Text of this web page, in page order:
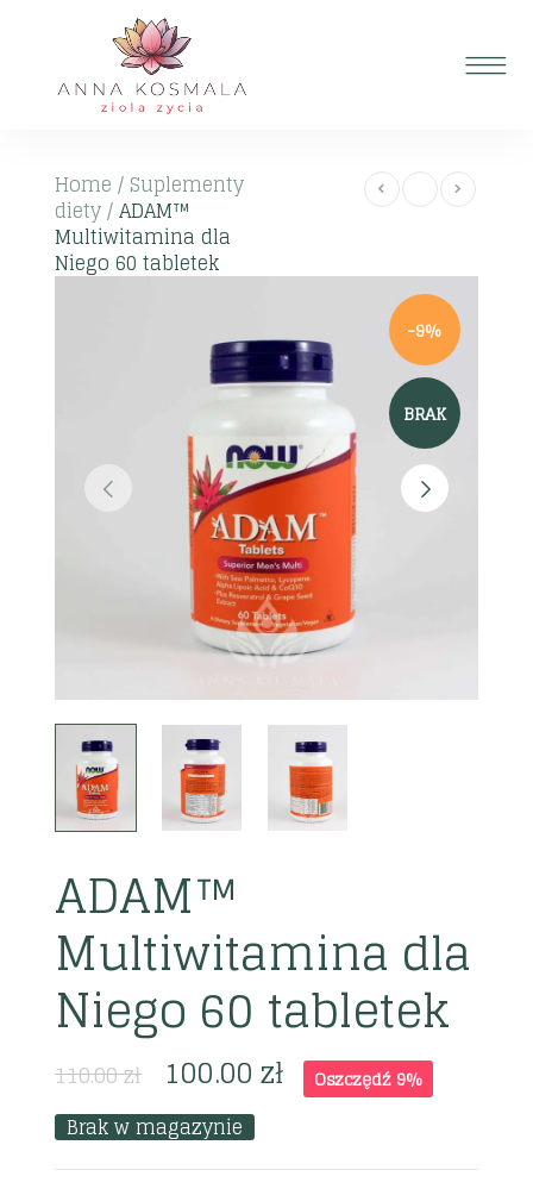
Home / Suplementy
diety/ADAM™
Multiwitamina dla
Niego 60 tabletek
-9%
BRAK
ADAM™
Multiwitamina dla
Niego 60 tabletek
110.00zł 100.00zł Oszczędź 9%
Brak w magazynie